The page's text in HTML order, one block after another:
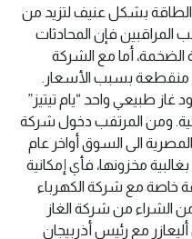
بشكل عنيف لتزيد من
فإن المحادثات
أما مع الشركة
منقطعة بسبب الأسعار.
طبيعي واحد “يام تيتيز”
ومن المرتفب دخول شركة
الى السوق أواخر عام
بغالبية مخزونها، فأي إمكانية
خاصة مع شركة الكهرباء
الشراء من شركة الغاز
مع رئيس أذربيجان